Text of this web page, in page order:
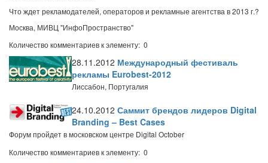
Что ждет рекламодателей, операторов и рекламные агентства в 2013 г.?
Москва, МИВЦ "ИнфоПространство"
Количество комментариев к элементу: 0
28.11.2012 Международный фестиваль
рекламы Eurobest-2012
Лиссабон, Португалия
24.10.2012 Саммит брендов лидеров Digital
Branding – Best Cases
Форум пройдет в московском центре Digital October
Количество комментариев к элементу: 0